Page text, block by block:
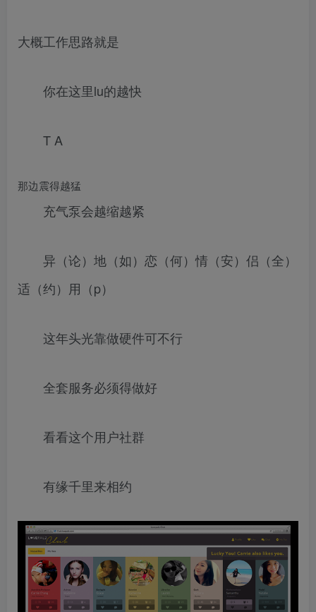
大概工作思路就是
你在这里lu的越快
T A
那边震得越猛
充气泵会越缩越紧
异（论）地（如）恋（何）情（安）侣（全）
适（约）用（p）
这年头光靠做硬件可不行
全套服务必须得做好
看看这个用户社群
有缘千里来相约